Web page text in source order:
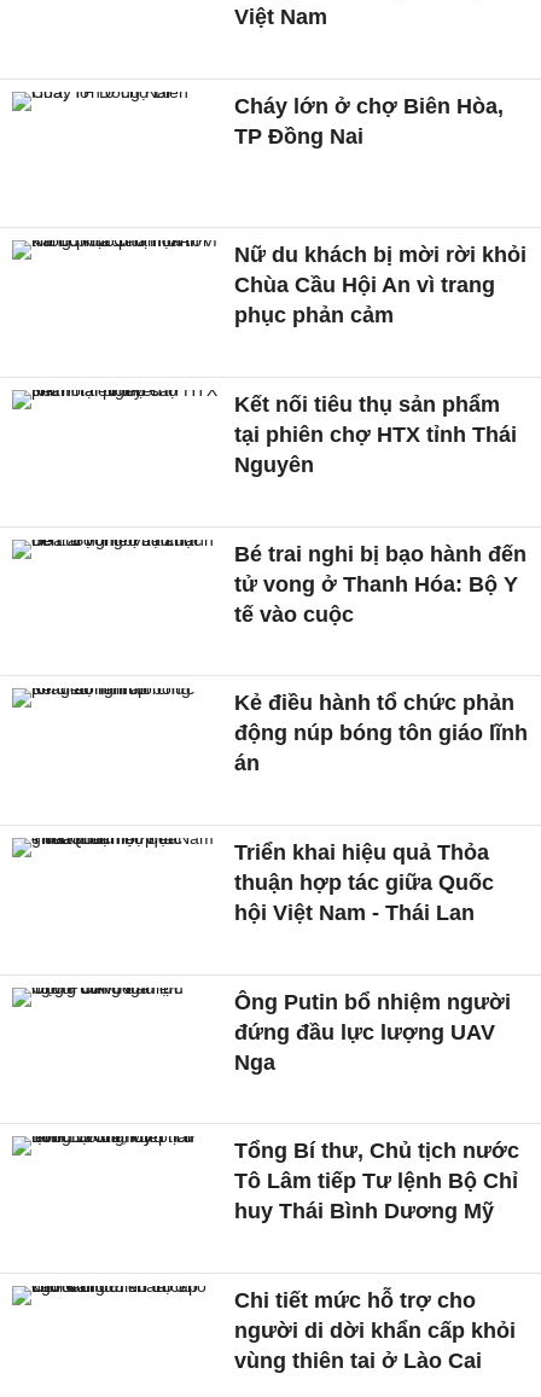
Việt Nam
Cháy lớn ở chợ Biên Hòa,
TP Đồng Nai
Nữ du khách bị mời rời khỏi
Chùa Cầu Hội An vì trang
phục phản cảm
Kết nối tiêu thụ sản phẩm
tại phiên chợ HTX tỉnh Thái
Nguyên
Bé trai nghi bị bạo hành đến
tử vong ở Thanh Hóa: Bộ Y
tế vào cuộc
Kẻ điều hành tổ chức phản
động núp bóng tôn giáo lĩnh
án
Triển khai hiệu quả Thỏa
thuận hợp tác giữa Quốc
hội Việt Nam - Thái Lan
Ông Putin bổ nhiệm người
đứng đầu lực lượng UAV
Nga
Tổng Bí thư, Chủ tịch nước
Tô Lâm tiếp Tư lệnh Bộ Chỉ
huy Thái Bình Dương Mỹ
Chi tiết mức hỗ trợ cho
người di dời khẩn cấp khỏi
vùng thiên tai ở Lào Cai